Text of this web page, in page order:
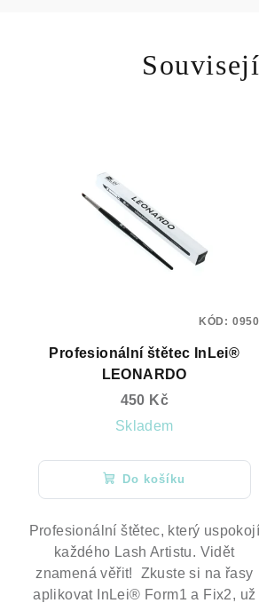
Profesionální štětec InLei®
LEONARDO
450 Kč
Skladem
Do košíku
Profesionální štětec, který uspokojí
každého Lash Artistu. Vidět
znamená věřit! Zkuste si na řasy
aplikovat InLei® Form1 a Fix2, už
KÓD: 0950